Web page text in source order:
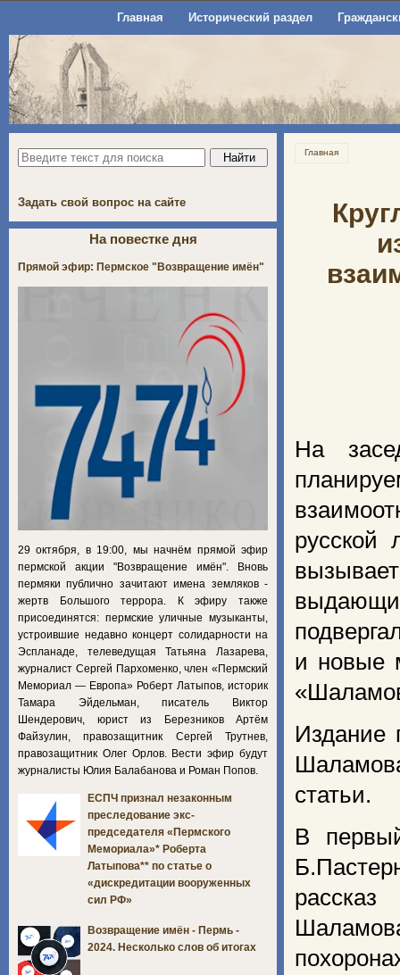
Главная Исторический раздел
Главная
На
русской
и новые
Издание
статьи.
В
Задать свой вопрос на сайте
На повестке дня
Прямой эфир: Пермское "Возвращение имён"
29 октября, в 19:00, мы начнём прямой эфир
пермской акции "Возвращение имён". Вновь
пермяки публично зачитают имена земляков -
жертв Большого террора. К эфиру также
присоединятся: пермские уличные музыканты,
устроившие недавно концерт солидарности на
Эспланаде, телеведущая Татьяна Лазарева,
журналист Сергей Пархоменко, член «Пермский
Мемориал — Европа» Роберт Латыпов, историк
Тамара Эйдельман, писатель Виктор
Шендерович, юрист из Березников Артём
Файзулин, правозащитник Сергей Трутнев,
правозащитник Олег Орлов. Вести эфир будут
журналисты Юлия Балабанова и Роман Попов.
ЕСПЧ признал незаконным
преследование экс-
председателя «Пермского
Мемориала»* Роберта
Латыпова** по статье о
«дискредитации вооруженных
сил РФ»
Возвращение имён - Пермь -
2024. Несколько слов об итогах